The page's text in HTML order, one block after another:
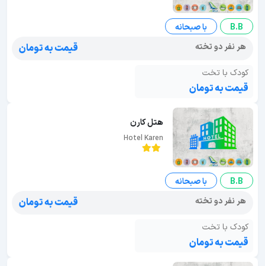
B.B
با صبحانه
هر نفر دو تخته
قیمت به تومان
کودک با تخت
قیمت به تومان
هتل کارن
Hotel Karen
B.B
با صبحانه
هر نفر دو تخته
قیمت به تومان
کودک با تخت
قیمت به تومان